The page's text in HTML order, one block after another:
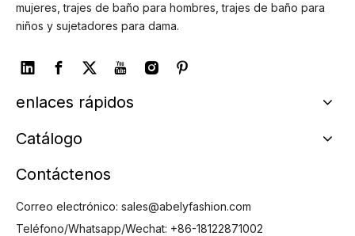
mujeres, trajes de baño para hombres, trajes de baño para
niños y sujetadores para dama.
enlaces rápidos
Catálogo
Contáctenos
Correo electrónico: sales@abelyfashion.com
Teléfono/Whatsapp/Wechat: +86-18122871002